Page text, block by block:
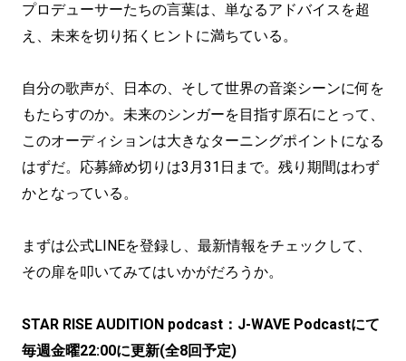
プロデューサーたちの言葉は、単なるアドバイスを超
え、未来を切り拓くヒントに満ちている。
自分の歌声が、日本の、そして世界の音楽シーンに何を
もたらすのか。未来のシンガーを目指す原石にとって、
このオーディションは大きなターニングポイントになる
はずだ。応募締め切りは3月31日まで。残り期間はわず
かとなっている。
まずは公式LINEを登録し、最新情報をチェックして、
その扉を叩いてみてはいかがだろうか。
STAR RISE AUDITION podcast：J-WAVE Podcastにて
毎週金曜22:00に更新(全8回予定)